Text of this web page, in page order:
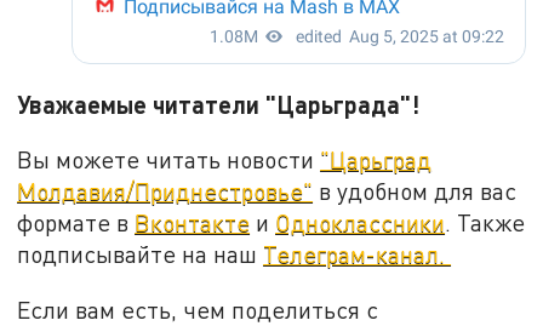
Уважаемые читатели "Царьграда"!
Вы можете читать новости "Царьград
Молдавия/Приднестровье" в удобном для вас
формате в Вконтакте и Одноклассники. Также
подписывайте на наш Телеграм-канал.
Если вам есть, чем поделиться с